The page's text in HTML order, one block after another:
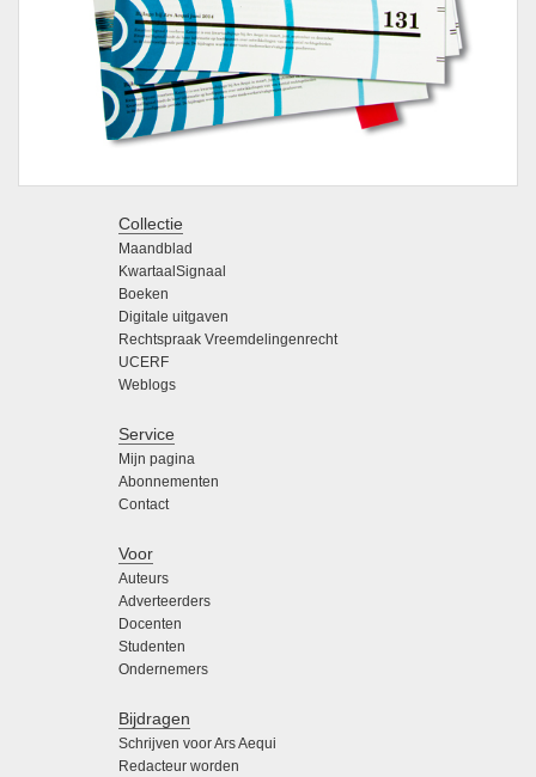
Collectie
Maandblad
KwartaalSignaal
Boeken
Digitale uitgaven
Rechtspraak Vreemdelingenrecht
UCERF
Weblogs
Service
Mijn pagina
Abonnementen
Contact
Voor
Auteurs
Adverteerders
Docenten
Studenten
Ondernemers
Bijdragen
Schrijven voor Ars Aequi
Redacteur worden